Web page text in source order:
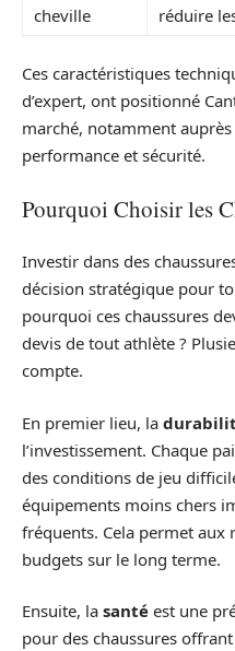
cheville
réduire
Ces caractéristiques
d’expert, ont positionné
marché, notamment
performance et sécurité.
Pourquoi Choisir les
Investir dans des
décision stratégique pour
pourquoi ces chaussures
devis de tout athlète ?
compte.
En premier lieu, la
l’investissement. Chaque
des conditions de jeu
équipements moins chers
fréquents. Cela permet aux
budgets sur le long terme.
Ensuite, la santé est une
pour des chaussures